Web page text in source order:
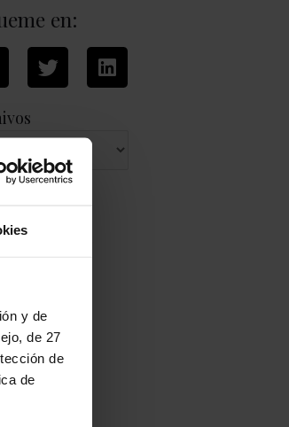
y de
de 27
de
de
en:
Lactancia
Libros y cine
Maternidad
Medicina